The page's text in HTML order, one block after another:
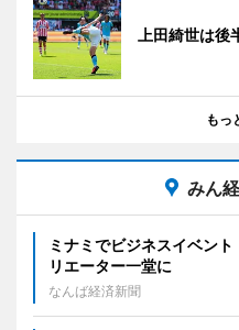
上田綺世は
もっ
みん
ミナミでビジネスイベン
リエーター一堂に
なんば経済新聞